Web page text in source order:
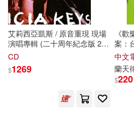
[美]約瑟夫·克羅普西(1)
[美]馬克·吐溫 著(1)
[英]布魯斯‧查特文（Bruce
[英]莎士比亞 著(1)
小魯文化(2) 布克文化
廣場出版(2) 愛貝克思
樂金文化(2)
湖南科學技術出版社(2)
艾莉西亞凱斯 / 原音重現 現場
演唱專輯 (二十周年紀念版 2LP
黑膠)(Alicia Keys / Unplugged
CD
$1269
《
案：
運 (
中文
蘭天
$220